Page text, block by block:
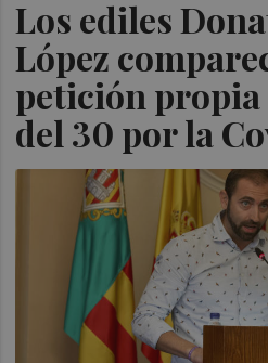
Los ediles
López
petición propia
del 30 por la